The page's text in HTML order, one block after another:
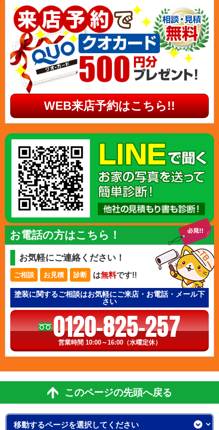
WEB来店予約はこちら!!
お電話の方はこちら！
お気軽にご連絡ください！
ご相談 お見積 診断 は無料です!!
塗装に関するご相談はお気軽にご来店・お電話・メール下
さい
0120-825-257
営業時間 10:00～16:00（水曜定休）
このページの先頭へ戻る